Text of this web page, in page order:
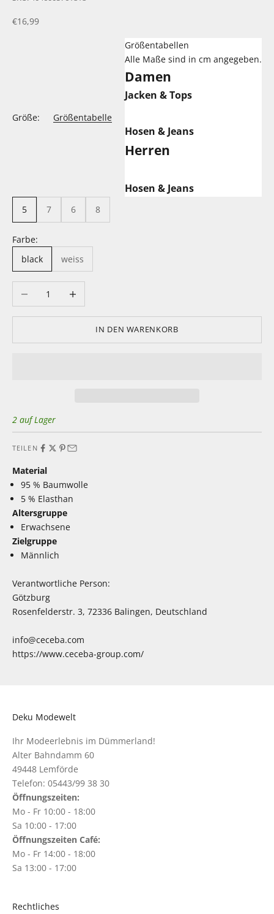
Angebot
€16,99
Größe: Größentabelle
Größentabellen
Alle Maße sind in cm angegeben.
Damen
Jacken & Tops
Hosen & Jeans
Herren
Hosen & Jeans
5 7 6 8
Farbe:
black
weiss
Anzahl verringernAnzahl erhöhen
IN DEN WARENKORB
2 auf Lager
TEILEN
Material
95 % Baumwolle
5 % Elasthan
Altersgruppe
Erwachsene
Zielgruppe
Männlich
Verantwortliche Person:
Götzburg
Rosenfelderstr. 3, 72336 Balingen, Deutschland
info@ceceba.com
https://www.ceceba-group.com/
Deku Modewelt
Ihr Modeerlebnis im Dümmerland!
Alter Bahndamm 60
49448 Lemförde
Telefon: 05443/99 38 30
Öffnungszeiten:
Mo - Fr 10:00 - 18:00
Sa 10:00 - 17:00
Öffnungszeiten Café:
Mo - Fr 14:00 - 18:00
Sa 13:00 - 17:00
Rechtliches